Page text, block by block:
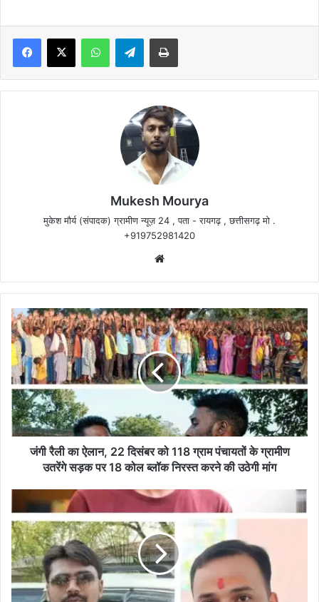
Facebook
X WhatsAppTelegramPrint
Mukesh Mourya
मुकेश मौर्य (संपादक) ग्रामीण न्यूज़ 24 , पता - रायगढ़ , छत्तीसगढ़ मो .
+919752981420
जंगी
रैली
का
ऐलान,
22
दिसंबर
को
118
ग्राम
पंचायतों
सड़क
पर
18
कोल
ब्लॉक
निरस्त
करने
जंगी रैली का ऐलान, 22 दिसंबर को 118 ग्राम पंचायतों के ग्रामीण
उतरेंगे सड़क पर 18 कोल ब्लॉक निरस्त करने की उठेगी मांग
धरमजयगढ़
युवा
मोर्चा
मंडल
टीम
का
जल्द